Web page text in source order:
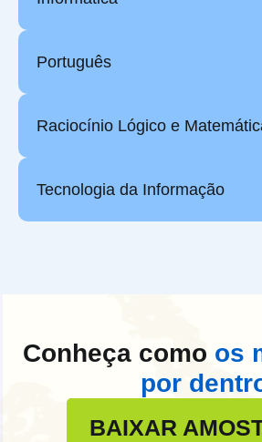
Português
Raciocínio Lógico e
Tecnologia da Informação
Conheça como os
por
BAIXAR